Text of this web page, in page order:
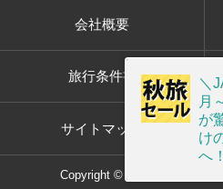
会社概要
旅行条件書
サイトマップ
Copyright © ORION TOUR
＼
月
が
け
へ！